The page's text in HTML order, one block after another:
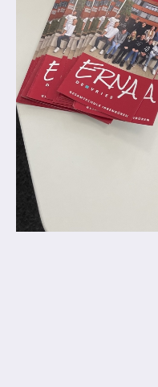
Sekretär*innen
Hausmeister
Lehrer*innen
Praktika und